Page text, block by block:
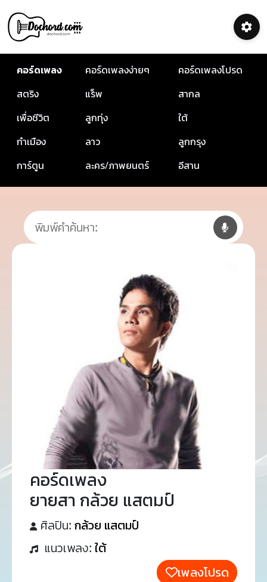
คอร์ดเพลง คอร์ดเพลงง่ายๆ
คอร์ดเพลงโปรด
สตริง
แร็พ
สากล
เพื่อชีวิต
ลูกทุ่ง
ใต้
กำเมือง
ลาว
ลูกกรุง
การ์ตูน
ละคร/ภาพยนตร์ อีสาน
คอร์ดเพลง
ยายสา กล้วย แสตมป์
ศิลปิน: กล้วย แสตมป์
แนวเพลง: ใต้
เพลงโปรด